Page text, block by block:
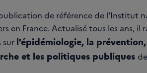
de référence de l'Institut
en France. Actualisé tous les ans, il
sur l'épidémiologie, la
et les politiques publiques